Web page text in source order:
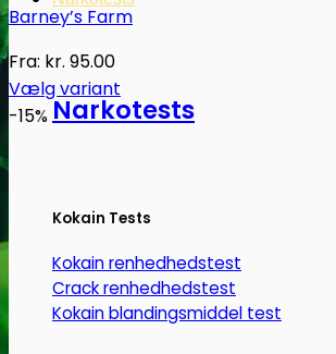
Narkotests
Kokain Tests
Kokain renhedhedstest
Crack renhedhedstest
Kokain blandingsmiddel test
Barney’s Farm
Fra: kr. 95.00
Vælg variant
Dette
har
varianter.
Mulighederne
vælges
på
-15%